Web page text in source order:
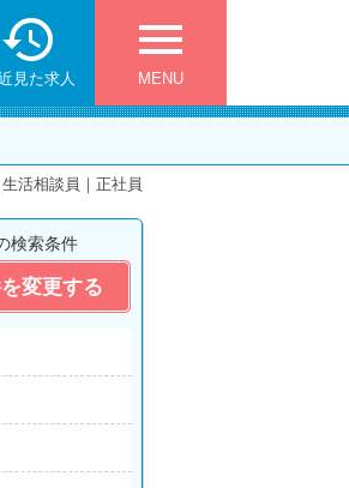
menu
MENU

見た求人
活相談員｜正社員
検索条件
変更する